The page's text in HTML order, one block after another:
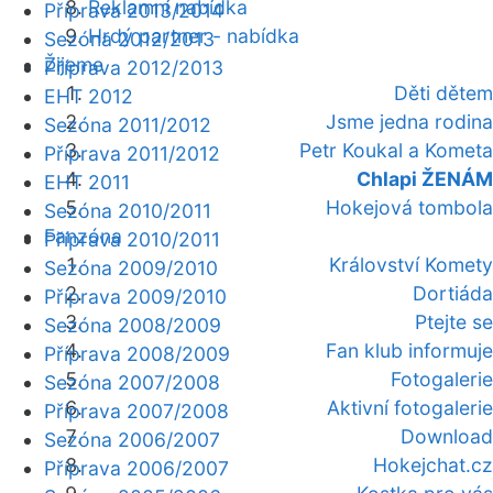
Reklamní nabídka
Hrdý partner - nabídka
Žijeme
Děti dětem
Jsme jedna rodina
Petr Koukal a Kometa
Chlapi ŽENÁM
Hokejová tombola
Fanzóna
Království Komety
Dortiáda
Ptejte se
Fan klub informuje
Fotogalerie
Aktivní fotogalerie
Download
Hokejchat.cz
Příprava 2013/2014
Sezóna 2012/2013
Příprava 2012/2013
EHT 2012
Sezóna 2011/2012
Příprava 2011/2012
EHT 2011
Sezóna 2010/2011
Příprava 2010/2011
Sezóna 2009/2010
Příprava 2009/2010
Sezóna 2008/2009
Příprava 2008/2009
Sezóna 2007/2008
Příprava 2007/2008
Sezóna 2006/2007
Příprava 2006/2007